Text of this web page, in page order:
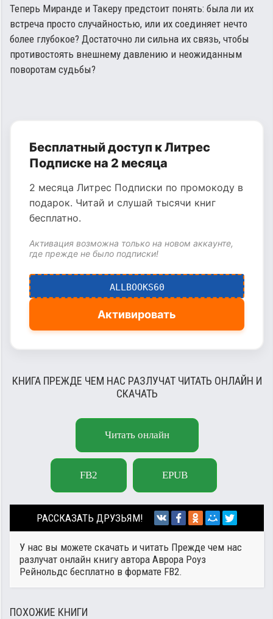
Теперь Миранде и Такеру предстоит понять: была ли их
встреча просто случайностью, или их соединяет нечто
более глубокое? Достаточно ли сильна их связь, чтобы
противостоять внешнему давлению и неожиданным
поворотам судьбы?
Бесплатный доступ к Литрес
Подписке на 2 месяца
2 месяца Литрес Подписки по промокоду в
подарок. Читай и слушай тысячи книг
бесплатно.
Активация возможна только на новом аккаунте,
где прежде не было подписки!
ALLBOOKS60
Активировать
КНИГА ПРЕЖДЕ ЧЕМ НАС РАЗЛУЧАТ ЧИТАТЬ ОНЛАЙН И
СКАЧАТЬ
Читать онлайн
FB2 EPUB
РАССКАЗАТЬ ДРУЗЬЯМ!
У нас вы можете скачать и читать Прежде чем нас
разлучат онлайн книгу автора Аврора Роуз
Рейнольдс бесплатно в формате FB2.
ПОХОЖИЕ КНИГИ